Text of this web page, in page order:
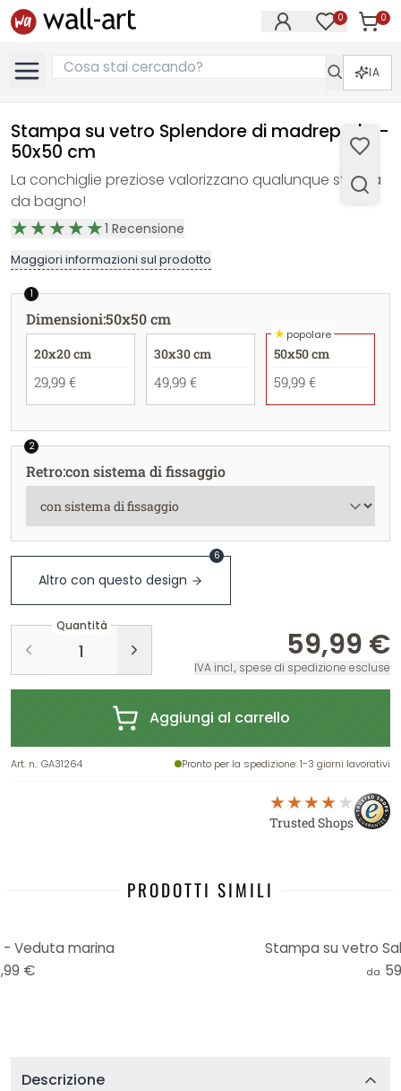
0 0
IA
Stampa su vetro Splendore di madreperla -
50x50 cm
La conchiglie preziose valorizzano qualunque stanza
da bagno!
1 Recensione
Maggiori informazioni sul prodotto
1
Dimensioni:50x50 cm
20x20 cm
29,99 €
30x30 cm
49,99 €
★popolare
50x50 cm
59,99 €
2
Retro:con sistema di fissaggio
Altro con questo design
6
Quantità
59,99 €
IVA incl., spese di spedizione escluse
Aggiungi al carrello
Art. n.:GA31264 Pronto per la spedizione: 1-3 giorni lavorativi
Trusted Shops
PRODOTTI SIMILI
Veduta marina
€
Stampa su vetro
da
Descrizione